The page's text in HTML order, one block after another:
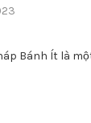
Bánh Ít là